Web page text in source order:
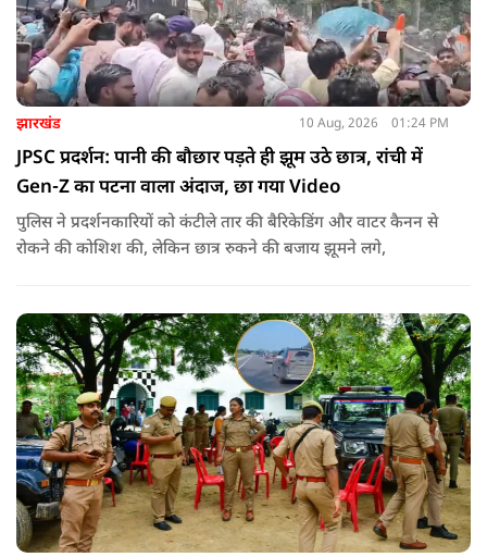
झारखंड 10 Aug, 2026 01:24 PM
JPSC प्रदर्शन: पानी की बौछार पड़ते ही झूम उठे छात्र, रांची में
Gen-Z का पटना वाला अंदाज, छा गया Video
पुलिस ने प्रदर्शनकारियों को कंटीले तार की बैरिकेडिंग और वाटर कैनन से
रोकने की कोशिश की, लेकिन छात्र रुकने की बजाय झूमने लगे,